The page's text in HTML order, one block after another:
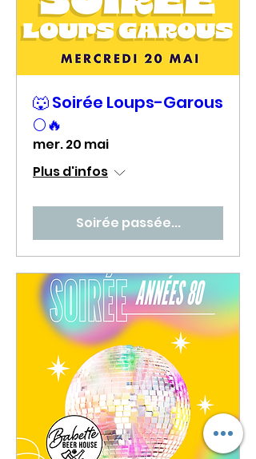
🐺 Soirée Loups-Garous
🌕🔥
mer. 20 mai
Plus d'infos
Soirée passée...